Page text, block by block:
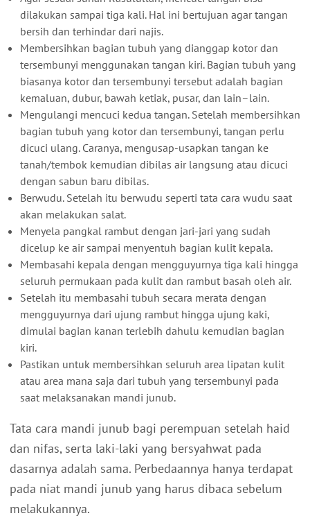
dilakukan sampai tiga kali. Hal ini bertujuan agar tangan
bersih dan terhindar dari najis.
Membersihkan bagian tubuh yang dianggap kotor dan
tersembunyi menggunakan tangan kiri. Bagian tubuh yang
biasanya kotor dan tersembunyi tersebut adalah bagian
kemaluan, dubur, bawah ketiak, pusar, dan lain–lain.
Mengulangi mencuci kedua tangan. Setelah membersihkan
bagian tubuh yang kotor dan tersembunyi, tangan perlu
dicuci ulang. Caranya, mengusap-usapkan tangan ke
tanah/tembok kemudian dibilas air langsung atau dicuci
dengan sabun baru dibilas.
Berwudu. Setelah itu berwudu seperti tata cara wudu saat
akan melakukan salat.
Menyela pangkal rambut dengan jari-jari yang sudah
dicelup ke air sampai menyentuh bagian kulit kepala.
Membasahi kepala dengan mengguyurnya tiga kali hingga
seluruh permukaan pada kulit dan rambut basah oleh air.
Setelah itu membasahi tubuh secara merata dengan
mengguyurnya dari ujung rambut hingga ujung kaki,
dimulai bagian kanan terlebih dahulu kemudian bagian
kiri.
Pastikan untuk membersihkan seluruh area lipatan kulit
atau area mana saja dari tubuh yang tersembunyi pada
saat melaksanakan mandi junub.
Tata cara mandi junub bagi perempuan setelah haid
dan nifas, serta laki-laki yang bersyahwat pada
dasarnya adalah sama. Perbedaannya hanya terdapat
pada niat mandi junub yang harus dibaca sebelum
melakukannya.